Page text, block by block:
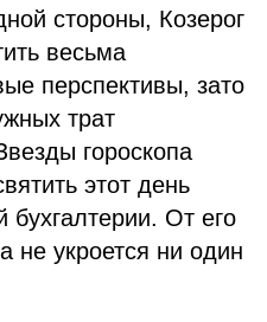
стороны, Козерог
весьма
перспективы, зато
трат
гороскопа
этот день
От его
не укроется ни один